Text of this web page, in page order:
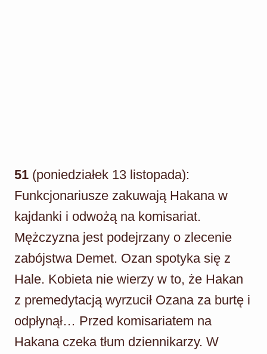
51 (poniedziałek 13 listopada):
Funkcjonariusze zakuwają Hakana w
kajdanki i odwożą na komisariat.
Mężczyzna jest podejrzany o zlecenie
zabójstwa Demet. Ozan spotyka się z
Hale. Kobieta nie wierzy w to, że Hakan
z premedytacją wyrzucił Ozana za burtę i
odpłynął… Przed komisariatem na
Hakana czeka tłum dziennikarzy. W